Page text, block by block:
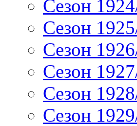
Сезон
Сезон
Сезон
Сезон
Сезон
Сезон